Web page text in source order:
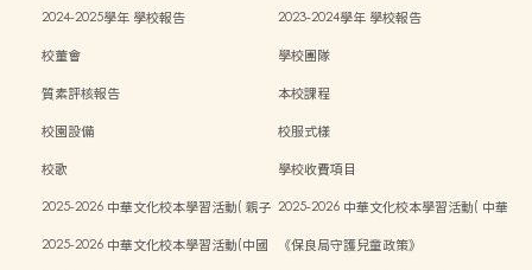
2024-2025學年 學校報告
2023-2024學年 學校報告
校董會
學校團隊
質素評核報告
本校課程
校園設備
校服式樣
校歌
學校收費項目
2025-2026 中華文化校本學習活動( 親子 2025-2026 中華文化校本學習活動( 中華
2025-2026 中華文化校本學習活動(中國
《保良局守護兒童政策》